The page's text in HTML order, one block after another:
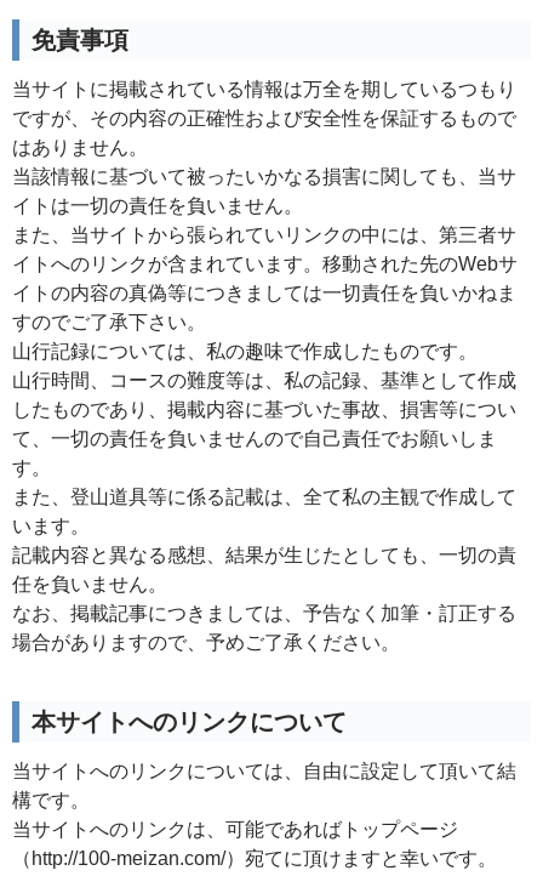
免責事項
当サイトに掲載されている情報は万全を期しているつもり
ですが、その内容の正確性および安全性を保証するもので
はありません。
当該情報に基づいて被ったいかなる損害に関しても、当サ
イトは一切の責任を負いません。
また、当サイトから張られていリンクの中には、第三者サ
イトへのリンクが含まれています。移動された先のWebサ
イトの内容の真偽等につきましては一切責任を負いかねま
すのでご了承下さい。
山行記録については、私の趣味で作成したものです。
山行時間、コースの難度等は、私の記録、基準として作成
したものであり、掲載内容に基づいた事故、損害等につい
て、一切の責任を負いませんので自己責任でお願いしま
す。
また、登山道具等に係る記載は、全て私の主観で作成して
います。
記載内容と異なる感想、結果が生じたとしても、一切の責
任を負いません。
なお、掲載記事につきましては、予告なく加筆・訂正する
場合がありますので、予めご了承ください。
本サイトへのリンクについて
当サイトへのリンクについては、自由に設定して頂いて結
構です。
当サイトへのリンクは、可能であればトップページ
（http://100-meizan.com/）宛てに頂けますと幸いです。